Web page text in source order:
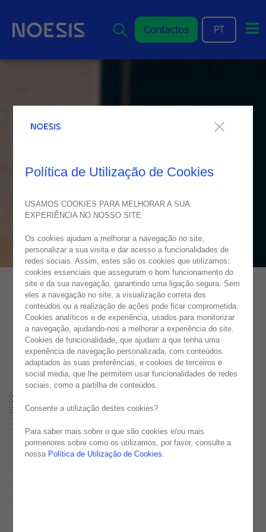
Contactos
PT
Política de Utilização de Cookies
USAMOS COOKIES PARA MELHORAR A SUA
EXPERIÊNCIA NO NOSSO SITE
Os cookies ajudam a melhorar a navegação no site,
personalizar a sua visita e dar acesso a funcionalidades de
redes sociais. Assim, estes são os cookies que utilizamos:
cookies essenciais que asseguram o bom funcionamento do
site e da sua navegação, garantindo uma ligação segura. Sem
eles a navegação no site, a visualização correta dos
conteúdos ou a realização de ações pode ficar comprometida.
Cookies analíticos e de experiência, usados para monitorizar
a navegação, ajudando-nos a melhorar a experiência do site.
Cookies de funcionalidade, que ajudam a que tenha uma
experiência de navegação personalizada, com conteúdos
adaptados às suas preferências, e cookies de terceiros e
social media, que lhe permitem usar funcionalidades de redes
sociais, como a partilha de conteúdos.
Consente a utilização destes cookies?
Para saber mais sobre o que são cookies e/ou mais
pormenores sobre como os utilizamos, por favor, consulte a
nossa Política de Utilização de Cookies.